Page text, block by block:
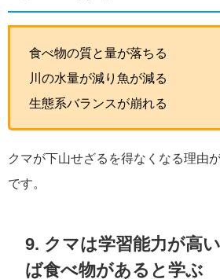
食べ物の質と量が落ちる
川の水量が減り魚が減る
生態系バランスが崩れる
クマが下山せざるを得なくなる理由
です。
9. クマは学習能力が高
ば食べ物があると学ぶ